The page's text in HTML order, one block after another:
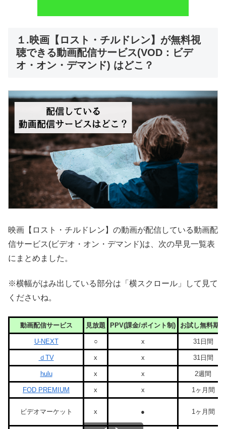
１.映画【ロスト・チルドレン】が無料視
聴できる動画配信サービス(VOD：ビデ
オ・オン・デマンド) はどこ？
映画【ロスト・チルドレン】の動画が配信している動画配
信サービス(ビデオ・オン・デマンド)は、次の早見一覧表
にまとめました。
※横幅がはみ出している部分は「横スクロール」して見て
くださいね。
動画配信サービス 見放題 PPV(課金/ポイント制) お試し無料期間
U-NEXT ○ x 31日間
ｄTV x x 31日間
hulu x x 2週間
FOD PREMIUM x x 1ヶ月間
ビデオマーケット x ● 1ヶ月間